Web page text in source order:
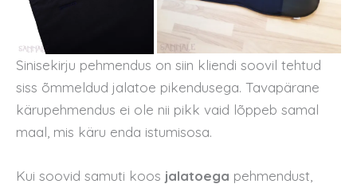
Sinisekirju pehmendus on siin kliendi soovil tehtud
siss õmmeldud jalatoe pikendusega. Tavapärane
kärupehmendus ei ole nii pikk vaid lõppeb samal
maal, mis käru enda istumisosa.
Kui soovid samuti koos jalatoega pehmendust,